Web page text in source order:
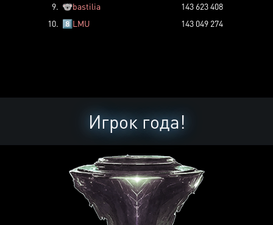
9. 🐨bastilia
143 623 408
10. 8️⃣LMU 143 049 274
Игрок года!